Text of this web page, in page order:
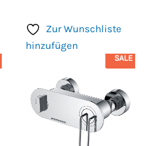
Zur Wunschliste
hinzufügen
SALE